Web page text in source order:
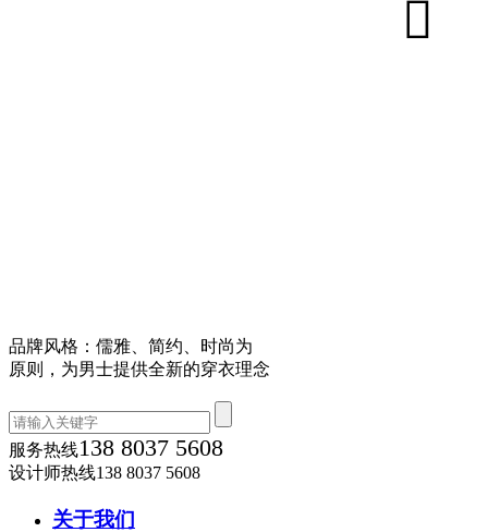
品牌风格：儒雅、简约、时尚为
原则，为男士提供全新的穿衣理念
服务热线138 8037 5608
设计师热线138 8037 5608
关于我们